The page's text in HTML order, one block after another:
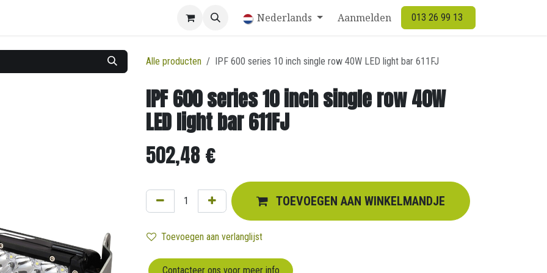
Nederlands Aanmelden 013 26 99 13
Alle producten IPF 600 series 10 inch single row 40W LED light bar 611FJ
IPF 600 series 10 inch single row 40W
LED light bar 611FJ
502,48 €
TOEVOEGEN AAN WINKELMANDJE
Toevoegen aan verlanglijst
Contacteer ons voor meer info